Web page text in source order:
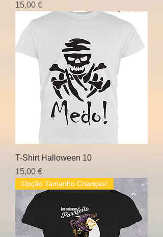
Preço
15,00 €
T-Shirt Halloween 10
Preço
15,00 €
Opção Tamanho Crianças!